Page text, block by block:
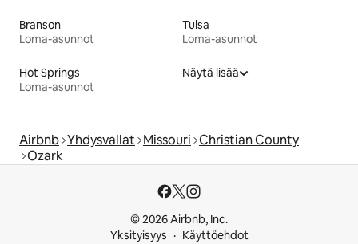
Branson
Loma-asunnot
Tulsa
Loma-asunnot
Hot Springs
Loma-asunnot
Näytä lisää
Airbnb Yhdysvallat Missouri Christian County
Ozark
© 2026 Airbnb, Inc.
Yksityisyys
Käyttöehdot